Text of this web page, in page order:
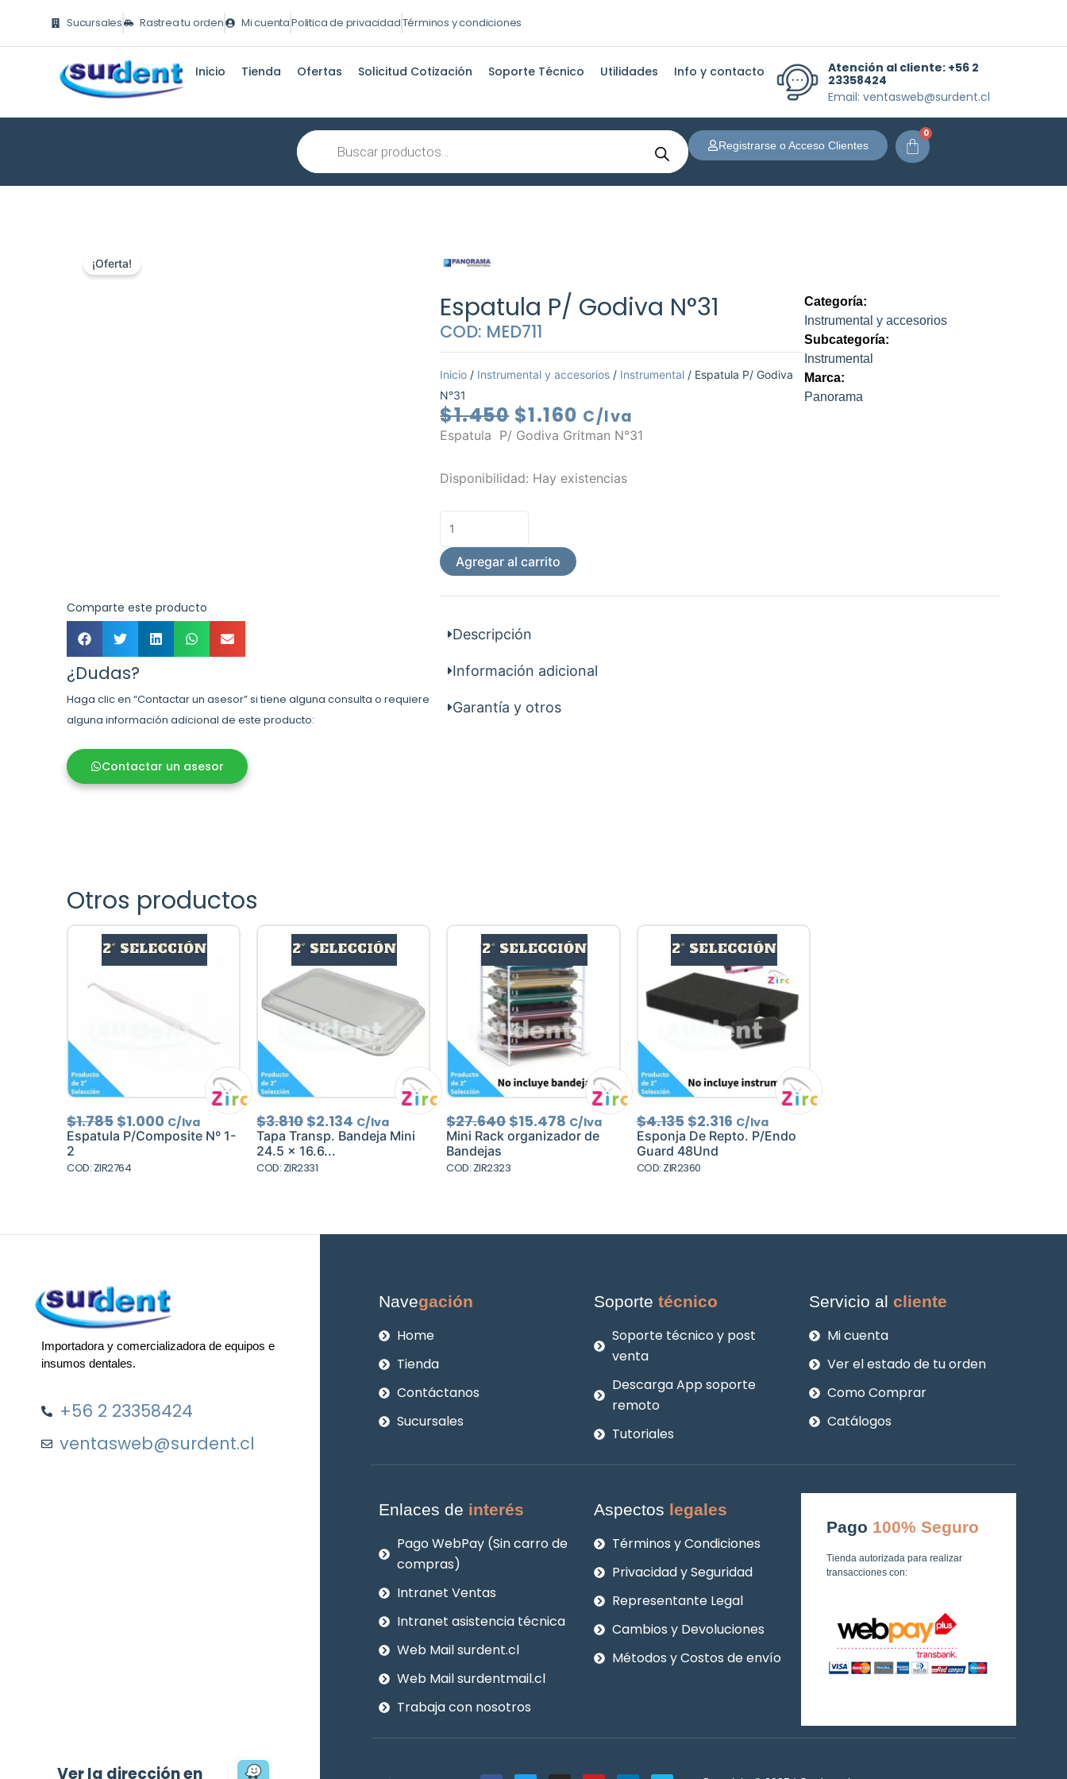
contenido
Sucursales Rastrea tu orden Mi cuentaPolitica de privacidadTérminos y condiciones
Inicio Tienda Ofertas Solicitud Cotización Soporte Técnico Utilidades Info y contacto Atención al cliente: +56 2
23358424
Email: ventasweb@surdent.cl
Búsqueda
de
productos
Registrarse o Acceso Clientes
0
Carrito
¡Oferta!
Comparte este producto
¿Dudas?
Haga clic en “Contactar un asesor” si tiene alguna consulta o requiere
alguna información adicional de este producto:
Contactar un asesor
Espatula P/ Godiva N°31
COD: MED711
Inicio / Instrumental y accesorios / Instrumental / Espatula P/ Godiva
N°31
$1.450 El
precio
era:
$1.450.
$1.160 El
precio
es:
$1.160.
C/Iva
Espatula P/ Godiva Gritman N°31
Disponibilidad: Hay existencias
Espatula
Godiva
cantidad
Agregar al carrito
Categoría:
Instrumental y accesorios
Subcategoría:
Instrumental
Marca:
Panorama
Descripción
Información adicional
Garantía y otros
Otros productos
$1.785 El
precio
original
era:
$1.785.
$1.000 El
precio
actual
C/Iva
Espatula P/Composite Nº 1-
2
COD: ZIR2764
$3.810El
precio
original
era:
$3.810.
$2.134 El
precio
actual
C/Iva
Tapa Transp. Bandeja Mini
24.5 x 16.6...
COD: ZIR2331
$27.640El
precio
original
era:
$27.640.
$15.478 El
precio
C/Iva
Mini Rack organizador de
Bandejas
COD: ZIR2323
$4.135 El
precio
original
era:
$4.135.
$2.316El
precio
actual
C/Iva
Esponja De Repto. P/Endo
Guard 48Und
COD: ZIR2360
Importadora y comercializadora de equipos e
insumos dentales.
+56 2 23358424
ventasweb@surdent.cl
Ver la dirección en
Navegación
Home
Tienda
Contáctanos
Sucursales
Soportetécnico
Soporte técnico y post
venta
Descarga App soporte
remoto
Tutoriales
Servicio alcliente
Mi cuenta
Ver el estado de tu orden
Como Comprar
Catálogos
Enlaces de interés
Pago WebPay (Sin carro de
compras)
Intranet Ventas
Intranet asistencia técnica
Web Mail surdent.cl
Web Mail surdentmail.cl
Trabaja con nosotros
Aspectos legales
Términos y Condiciones
Privacidad y Seguridad
Representante Legal
Cambios y Devoluciones
Métodos y Costos de envío
Pago 100% Seguro
Tienda autorizada para realizar
transacciones con: